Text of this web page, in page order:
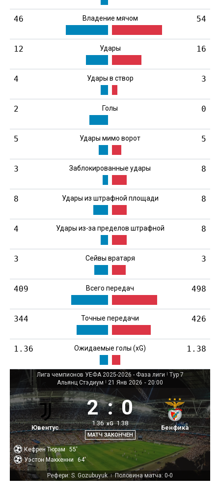
46 Владение мячом 54
12 Удары 16
4 Удары в створ 3
2 Голы 0
5 Удары мимо ворот 5
3 Заблокированные удары 8
8 Удары из штрафной площади 8
4 Удары из-за пределов штрафной 8
3 Сейвы вратаря 3
409 Всего передач 498
344 Точные передачи 426
1.36 Ожидаемые голы (xG) 1.38
Лига чемпионов УЕФА 2025-2026 - Фаза лиги | Тур 7
Альянц Стэдиум | 21 Янв 2026 - 20:00
Ювентус
2 : 0
1.36 xG 1.38
МАТЧ ЗАКОНЧЕН
Бенфика
Кефрен Тюрам
55'
Уэстон Маккенни
64'
Рефери: S. Gozubuyuk | Половина матча: 0-0